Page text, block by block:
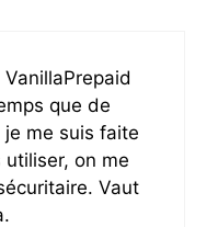
que de
je me suis faite
utiliser, on me
Vaut